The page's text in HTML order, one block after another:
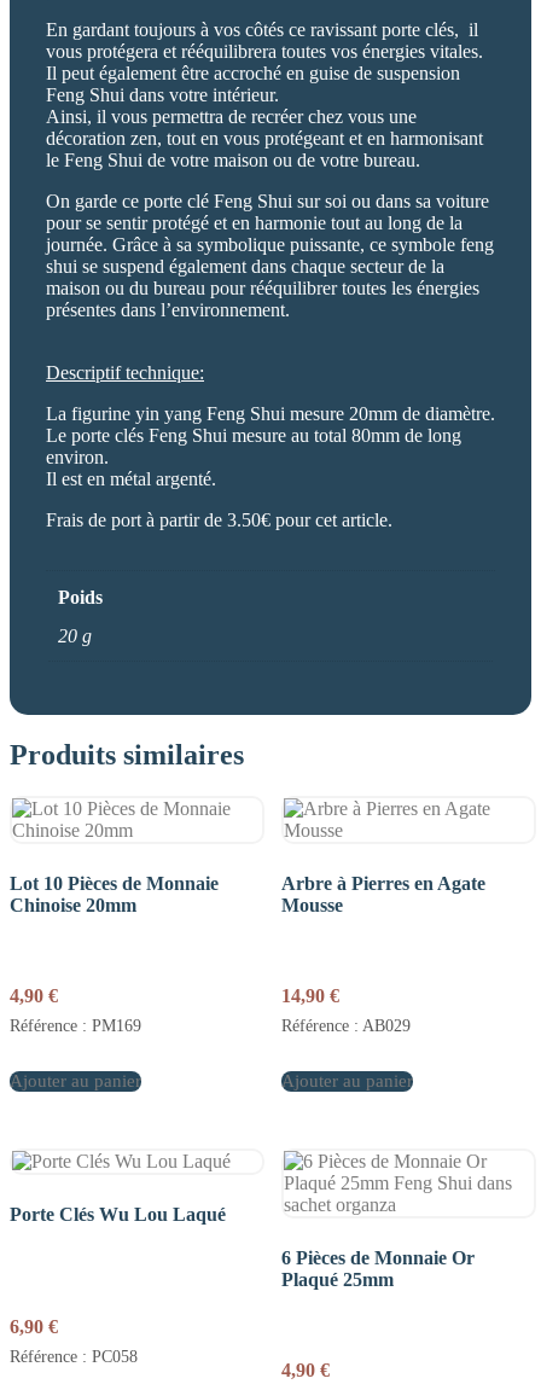
En gardant toujours à vos côtés ce ravissant porte clés, il
vous protégera et rééquilibrera toutes vos énergies vitales.
Il peut également être accroché en guise de suspension
Feng Shui dans votre intérieur.
Ainsi, il vous permettra de recréer chez vous une
décoration zen, tout en vous protégeant et en harmonisant
le Feng Shui de votre maison ou de votre bureau.
On garde ce porte clé Feng Shui sur soi ou dans sa voiture
pour se sentir protégé et en harmonie tout au long de la
journée. Grâce à sa symbolique puissante, ce symbole feng
shui se suspend également dans chaque secteur de la
maison ou du bureau pour rééquilibrer toutes les énergies
présentes dans l’environnement.
Descriptif technique:
La figurine yin yang Feng Shui mesure 20mm de diamètre.
Le porte clés Feng Shui mesure au total 80mm de long
environ.
Il est en métal argenté.
Frais de port à partir de 3.50€ pour cet article.
Poids
20 g
Produits similaires
Lot 10 Pièces de Monnaie
Chinoise 20mm
4,90 €
Référence : PM169
Ajouter au panier
Arbre à Pierres en Agate
Mousse
14,90 €
Référence : AB029
Ajouter au panier
Porte Clés Wu Lou Laqué
6,90 €
Référence : PC058
6 Pièces de Monnaie Or
Plaqué 25mm
4,90 €